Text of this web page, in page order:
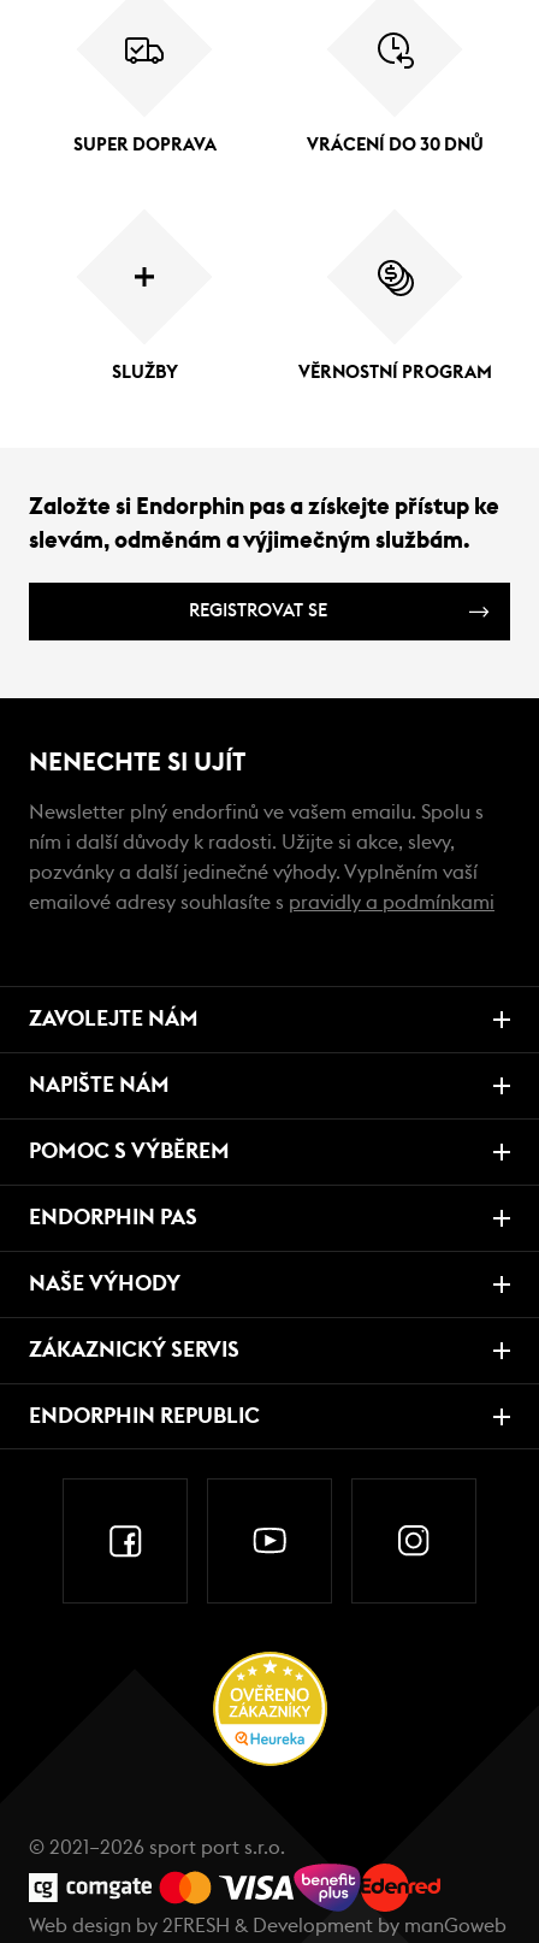
SUPER DOPRAVA VRÁCENÍ DO 30 DNŮ
SLUŽBY VĚRNOSTNÍ PROGRAM
Založte si Endorphin pas a získejte přístup ke
slevám, odměnám a výjimečným službám.
REGISTROVAT SE
NENECHTE SI UJÍT
Newsletter plný endorfinů ve vašem emailu. Spolu s
ním i další důvody k radosti. Užijte si akce, slevy,
pozvánky a další jedinečné výhody. Vyplněním vaší
emailové adresy souhlasíte s pravidly a podmínkami
ZAVOLEJTE NÁM
NAPIŠTE NÁM
POMOC S VÝBĚREM
ENDORPHIN PAS
NAŠE VÝHODY
ZÁKAZNICKÝ SERVIS
ENDORPHIN REPUBLIC
© 2021–2026 sport port s.r.o.
Web design by 2FRESH & Development by manGoweb